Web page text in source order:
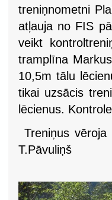
treniņnometni
atļauja no FIS
veikt
tramplīna
10,5m tālu
tikai uzsācis
lēcienus.
Treniņus
T.Pāvuliņš